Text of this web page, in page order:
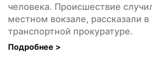
человека. Происшествие
местном вокзале, рассказали в
транспортной прокуратуре.
Подробнее >